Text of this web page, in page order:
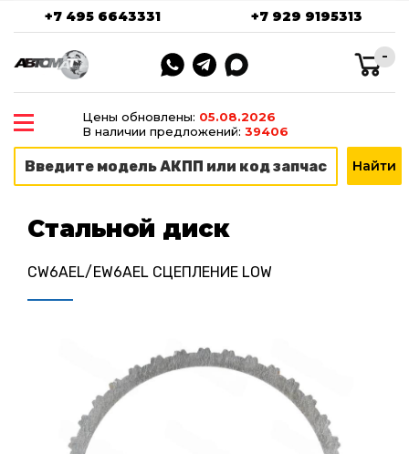
+7 495 6643331 +7 929 9195313
-
Цены обновлены: 05.08.2026
В наличии предложений: 39406
Стальной диск
CW6AEL/EW6AEL СЦЕПЛЕНИЕ LOW